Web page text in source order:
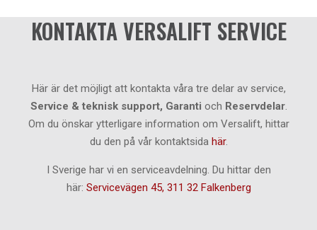
KONTAKTA VERSALIFT SERVICE
Här är det möjligt att kontakta våra tre delar av service,
Service & teknisk support, Garanti och Reservdelar.
Om du önskar ytterligare information om Versalift, hittar
du den på vår kontaktsida här.
I Sverige har vi en serviceavdelning. Du hittar den
här: Servicevägen 45, 311 32 Falkenberg